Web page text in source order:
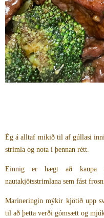
Ég á alltaf mikið til af gúllasi
strimla og nota í þennan rétt.
Einnig er hægt að kaupa
nautakjötsstrimlana sem fást
Marineringin mýkir kjötið upp
til að þetta verði gómsætt og